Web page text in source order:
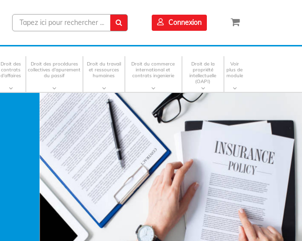
Connexion
Droit des
contrats
d'affaires
Droit des procédures
collectives d'apurement
du passif
Droit du travail
et ressources
humaines
Droit du commerce
international et
contrats ingenierie
Droit de la
propriété
intellectuelle
(OAPI)
Voir
plus de
module